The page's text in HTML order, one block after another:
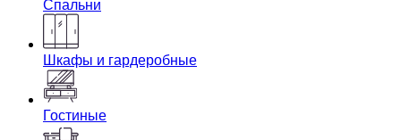
Спальни
Шкафы и гардеробные
Гостиные